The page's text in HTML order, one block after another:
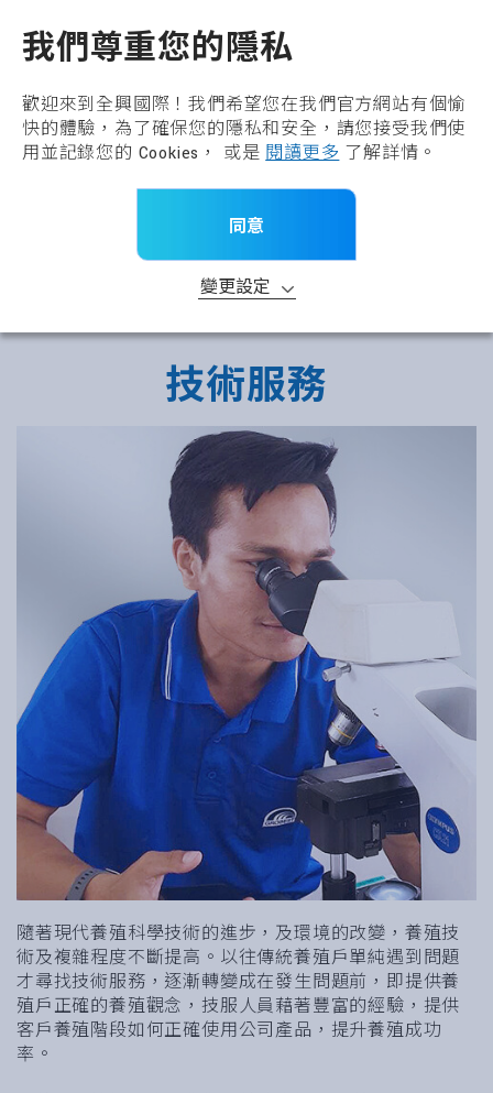
我們尊重您的隱私
歡迎來到全興國際！我們希望您在我們官方網站有個愉
快的體驗，為了確保您的隱私和安全，請您接受我們使
用並記錄您的 Cookies， 或是 閱讀更多 了解詳情。
同意
變更設定
技術服務
隨著現代養殖科學技術的進步，及環境的改變，養殖技
術及複雜程度不斷提高。以往傳統養殖戶單純遇到問題
才尋找技術服務，逐漸轉變成在發生問題前，即提供養
殖戶正確的養殖觀念，技服人員藉著豐富的經驗，提供
客戶養殖階段如何正確使用公司產品，提升養殖成功
率。